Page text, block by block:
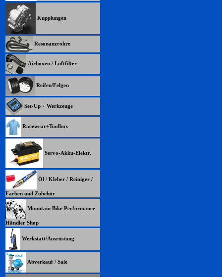
Kupplungen
Resonanzrohre
Airboxen / Luftfilter
Reifen/Felgen
Set-Up + Werkzeuge
Racewear+Toolbox
Servo-Akku-Elektr.
Öl / Kleber / Reiniger /
Farben und Zubehör
Mountain Bike Performance
Händler Shop
Werkstatt/Ausrüstung
Abverkauf / Sale